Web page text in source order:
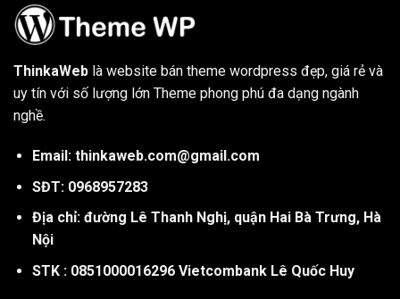
ThinkaWeb là website bán theme wordpress đẹp, giá rẻ và
uy tín với số lượng lớn Theme phong phú đa dạng ngành
nghề.
Email: thinkaweb.com@gmail.com
SĐT: 0968957283
Địa chỉ: đường Lê Thanh Nghị, quận Hai Bà Trưng, Hà
Nội
STK : 0851000016296 Vietcombank Lê Quốc Huy